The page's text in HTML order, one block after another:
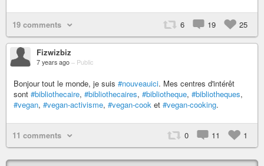
19 comments 6 19 25
Fizwizbiz
7 years ago – Public
Bonjour tout le monde, je suis #nouveauici. Mes centres d'intérêt
sont #bibliothecaire, #bibliothecaires, #bibliotheque, #bibliotheques,
#vegan, #vegan-activisme, #vegan-cook et #vegan-cooking.
11 comments 0 11 1